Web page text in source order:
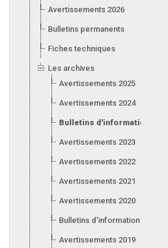
Avertissements 2026
Bulletins permanents
Fiches techniques
Les archives
Avertissements 2025
Avertissements 2024
Bulletins d'information 2024
Avertissements 2023
Avertissements 2022
Avertissements 2021
Avertissements 2020
Bulletins d'information 2020
Avertissements 2019